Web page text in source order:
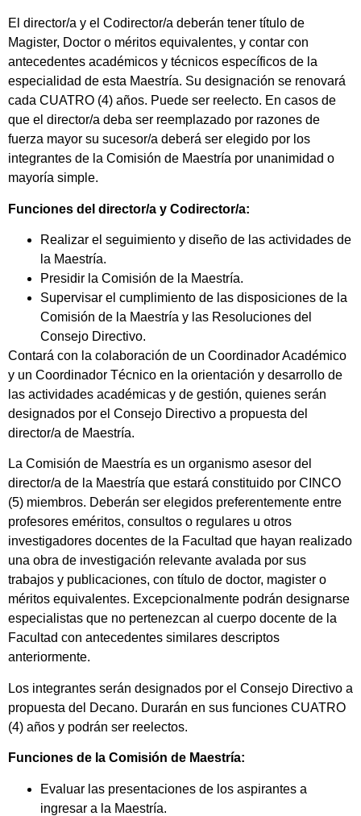
El director/a y el Codirector/a deberán tener título de
Magister, Doctor o méritos equivalentes, y contar con
antecedentes académicos y técnicos específicos de la
especialidad de esta Maestría. Su designación se renovará
cada CUATRO (4) años. Puede ser reelecto. En casos de
que el director/a deba ser reemplazado por razones de
fuerza mayor su sucesor/a deberá ser elegido por los
integrantes de la Comisión de Maestría por unanimidad o
mayoría simple.
Funciones del director/a y Codirector/a:
Realizar el seguimiento y diseño de las actividades de
la Maestría.
Presidir la Comisión de la Maestría.
Supervisar el cumplimiento de las disposiciones de la
Comisión de la Maestría y las Resoluciones del
Consejo Directivo.
Contará con la colaboración de un Coordinador Académico
y un Coordinador Técnico en la orientación y desarrollo de
las actividades académicas y de gestión, quienes serán
designados por el Consejo Directivo a propuesta del
director/a de Maestría.
La Comisión de Maestría es un organismo asesor del
director/a de la Maestría que estará constituido por CINCO
(5) miembros. Deberán ser elegidos preferentemente entre
profesores eméritos, consultos o regulares u otros
investigadores docentes de la Facultad que hayan realizado
una obra de investigación relevante avalada por sus
trabajos y publicaciones, con título de doctor, magister o
méritos equivalentes. Excepcionalmente podrán designarse
especialistas que no pertenezcan al cuerpo docente de la
Facultad con antecedentes similares descriptos
anteriormente.
Los integrantes serán designados por el Consejo Directivo a
propuesta del Decano. Durarán en sus funciones CUATRO
(4) años y podrán ser reelectos.
Funciones de la Comisión de Maestría:
Evaluar las presentaciones de los aspirantes a
ingresar a la Maestría.